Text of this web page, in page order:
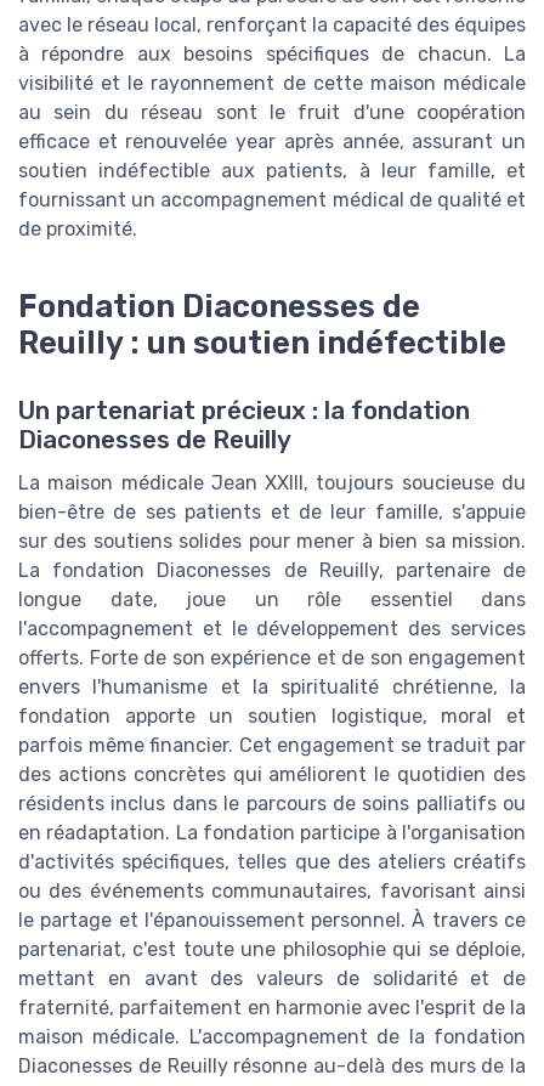
avec le réseau local, renforçant la capacité des équipes
à répondre aux besoins spécifiques de chacun. La
visibilité et le rayonnement de cette maison médicale
au sein du réseau sont le fruit d'une coopération
efficace et renouvelée year après année, assurant un
soutien indéfectible aux patients, à leur famille, et
fournissant un accompagnement médical de qualité et
de proximité.
Fondation Diaconesses de
Reuilly : un soutien indéfectible
Un partenariat précieux : la fondation
Diaconesses de Reuilly
La maison médicale Jean XXIII, toujours soucieuse du
bien-être de ses patients et de leur famille, s'appuie
sur des soutiens solides pour mener à bien sa mission.
La fondation Diaconesses de Reuilly, partenaire de
longue date, joue un rôle essentiel dans
l'accompagnement et le développement des services
offerts. Forte de son expérience et de son engagement
envers l'humanisme et la spiritualité chrétienne, la
fondation apporte un soutien logistique, moral et
parfois même financier. Cet engagement se traduit par
des actions concrètes qui améliorent le quotidien des
résidents inclus dans le parcours de soins palliatifs ou
en réadaptation. La fondation participe à l'organisation
d'activités spécifiques, telles que des ateliers créatifs
ou des événements communautaires, favorisant ainsi
le partage et l'épanouissement personnel. À travers ce
partenariat, c'est toute une philosophie qui se déploie,
mettant en avant des valeurs de solidarité et de
fraternité, parfaitement en harmonie avec l'esprit de la
maison médicale. L'accompagnement de la fondation
Diaconesses de Reuilly résonne au-delà des murs de la